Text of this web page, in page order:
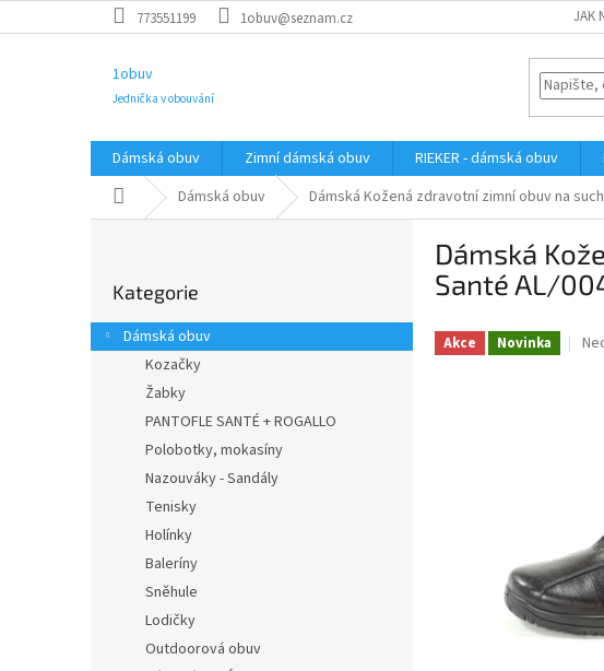
na
773551199 1obuv@seznam.cz JAK
1obuv
Jednička v obouvání
Dámská obuv Zimní dámská obuv RIEKER - dámská obuv
Domů Dámská obuv Dámská Kožená zdravotní zimní obuv na
r
a
kategorie
Kategorie
Dámská obuv
Kozačky
Žabky
PANTOFLE SANTÉ + ROGALLO
Polobotky, mokasíny
Nazouváky - Sandály
Tenisky
Holínky
Baleríny
Sněhule
Lodičky
Outdoorová obuv
Dámská
Santé AL/
Akce Novinka